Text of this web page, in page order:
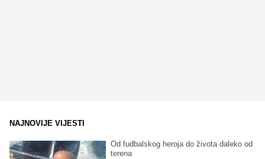
NAJNOVIJE VIJESTI
Od fudbalskog heroja do života daleko od
terena